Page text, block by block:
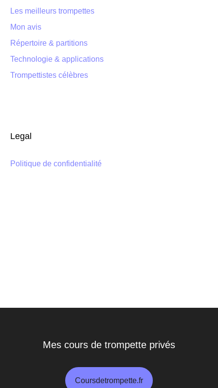
Les meilleurs trompettes
Mon avis
Répertoire & partitions
Technologie & applications
Trompettistes célèbres
Legal
Politique de confidentialité
Mes cours de trompette privés
Coursdetrompette.fr